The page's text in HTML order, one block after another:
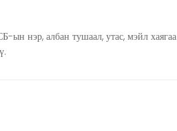
ын нэр, албан тушаал, утас, мэйл хаягаа